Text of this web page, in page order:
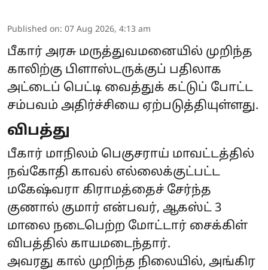
Published on: 07 Aug 2026, 4:13 am
பீகார் அரசு மருத்துவமனையில் முறிந்த
காலிற்கு பிளாஸ்டருக்குப் பதிலாக
அட்டைப் பெட்டி வைத்துக் கட்டுப் போட்ட
சம்பவம் அதிர்ச்சியை ஏற்படுத்தியுள்ளது.
விபத்து
பீகார் மாநிலம் பெகுசராய் மாவட்டத்தில்
நவ்கோதி காவல் எல்லைக்குட்பட்ட
மகேஷ்வரா கிராமத்தைச் சேர்ந்த
குணால் குமார் என்பவர், ஆகஸ்ட் 3
மாலை நடைபெற்ற மோட்டார் சைக்கிள்
விபத்தில் காயமடைந்தார்.
அவரது கால் முறிந்த நிலையில், அங்கிர